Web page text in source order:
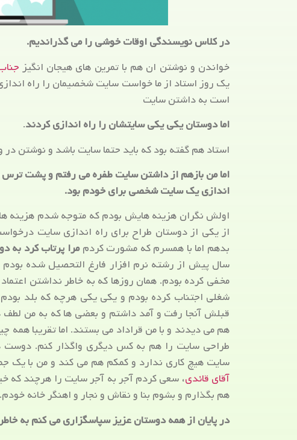
در کلاس نویسندگی اوقات خوشی را می گذراندیم.
خواندن و نوشتن ان هم با تمرین های هیجان انگیز
یک روز استاد از ما خواست سایت شخصیمان را راه
است به داشتن سایت
اما دوستان یکی یکی سایتشان را راه اندازی کردند.
استاد هم گفته بود که باید حتما سایت باشد و نوشتن
اما من بازهم از داشتن سایت طفره می رفتم و پشت
اندازی یک سایت شخصی برای خودم بود.
اولش نگران هزینه هایش بودم که متوجه شدم هزینه
از یکی از دوستان طراح برای راه اندازی سایت
بدهم اما با همسرم که مشورت کردممرا پرتاب کرد به
سال پیش از رشته نرم افزار فارغ التحصیل شده بودم
مخفی کرده بودم. همان روزها که به خاطر نداشتن
شغلی اجتناب کرده بودم و یکی یکی هرچه که بلد
قبلش آنجا رفت و آمد داشتم و بعضی ها که به من
هم می دیدند و با من قراداد می بستند. اما تقریبا
طراحی سایت را هم به کس دیگری واگذار کنم. دوست
سایت هیچ کاری ندارد و کمکم هم می کند و من با یک
آقای قائدی، سعی کردم آجر به آجر سایت را هرچند
هم بگذارم و بشوم بنا و نقاش و نجار و اهنگر خانه خودم.
در پایان از همه دوستان عزیز سپاسگزاری می کنم به